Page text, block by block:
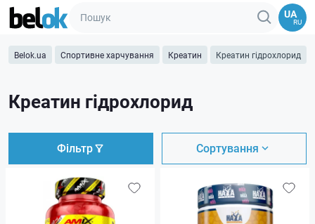
UA
RU
Belok.ua Спортивне харчування Креатин Креатин гідрохлорид
Креатин гідрохлорид
Фільтр Сортування